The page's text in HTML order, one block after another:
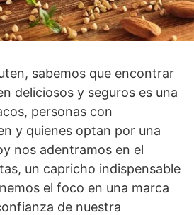
sabemos que encontrar
deliciosos y seguros es una
personas con
y quienes optan por una
nos adentramos en el
un capricho indispensable
el foco en una marca
de nuestra